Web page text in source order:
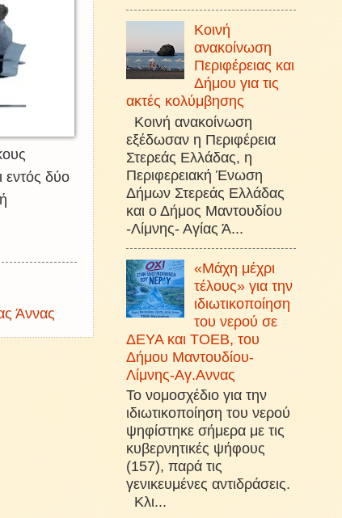
εντός δύο
Άννας
Κοινή
ανακοίνωση
Περιφέρειας και
Δήμου για τις
ακτές κολύμβησης
Κοινή ανακοίνωση
εξέδωσαν η Περιφέρεια
Στερεάς Ελλάδας, η
Περιφερειακή Ένωση
Δήμων Στερεάς Ελλάδας
και ο Δήμος Μαντουδίου
-Λίμνης- Αγίας Ά...
«Μάχη μέχρι
τέλους» για την
ιδιωτικοποίηση
του νερού σε
ΔΕΥΑ και ΤΟΕΒ, του
Δήμου Μαντουδίου-
Λίμνης-Αγ.Αννας
Το νομοσχέδιο για την
ιδιωτικοποίηση του νερού
ψηφίστηκε σήμερα με τις
κυβερνητικές ψήφους
(157), παρά τις
γενικευμένες αντιδράσεις.
Κλι...